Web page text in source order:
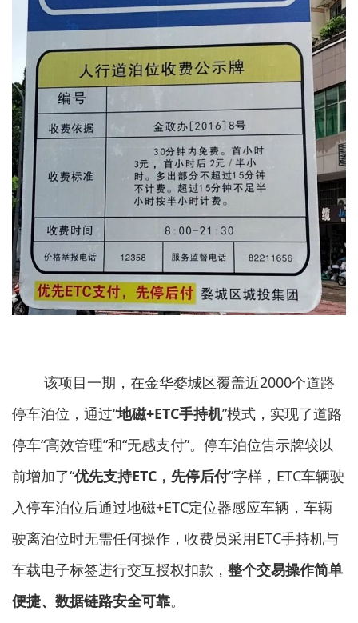
该项目一期，在金华婺城区覆盖近2000个道路
停车泊位，通过“地磁+ETC手持机”模式，实现了道路
停车“高效管理”和“无感支付”。停车泊位告示牌较以
前增加了“优先支持ETC，先停后付”字样，ETC车辆驶
入停车泊位后通过地磁+ETC定位器感应车辆，车辆
驶离泊位时无需任何操作，收费员采用ETC手持机与
车载电子标签进行交互授权扣款， 整个交易操作简单
便捷、数据链路安全可靠。